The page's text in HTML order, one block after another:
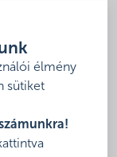
élmény
sütiket